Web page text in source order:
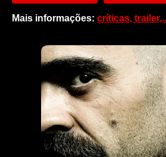
Mais informações: críticas,